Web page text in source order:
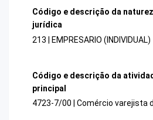
Código e descrição da
jurídica
213 | EMPRESARIO (INDIVIDUAL)
Código e descrição da
principal
4723-7/00 | Comércio varejista